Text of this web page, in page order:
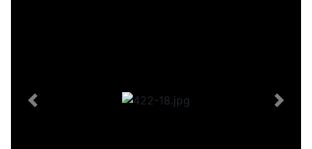
Previous Next